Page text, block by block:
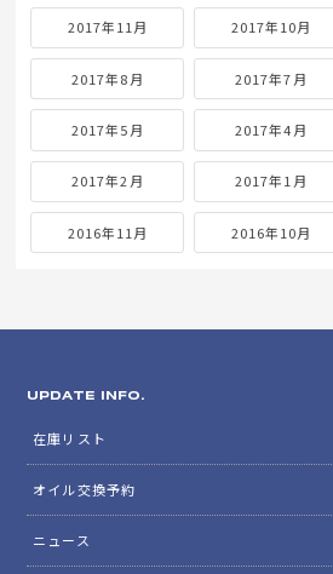
2017年11月 2017年10月
2017年8月 2017年7月
2017年5月 2017年4月
2017年2月 2017年1月
2016年11月 2016年10月
UPDATE INFO.
在庫リスト
オイル交換予約
ニュース